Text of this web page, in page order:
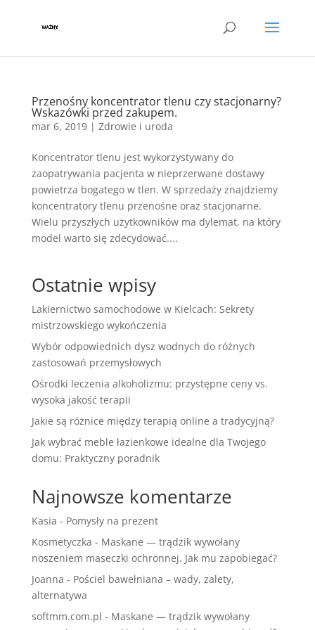
Przenośny koncentrator tlenu czy stacjonarny?
Wskazówki przed zakupem.
mar 6, 2019| Zdrowie i uroda
Koncentrator tlenu jest wykorzystywany do
zaopatrywania pacjenta w nieprzerwane dostawy
powietrza bogatego w tlen. W sprzedaży znajdziemy
koncentratory tlenu przenośne oraz stacjonarne.
Wielu przyszłych użytkowników ma dylemat, na który
model warto się zdecydować....
Ostatnie wpisy
Lakiernictwo samochodowe w Kielcach: Sekrety
mistrzowskiego wykończenia
Wybór odpowiednich dysz wodnych do różnych
zastosowań przemysłowych
Ośrodki leczenia alkoholizmu: przystępne ceny vs.
wysoka jakość terapii
Jakie są różnice między terapią online a tradycyjną?
Jak wybrać meble łazienkowe idealne dla Twojego
domu: Praktyczny poradnik
Najnowsze komentarze
Kasia - Pomysły na prezent
Kosmetyczka - Maskane — trądzik wywołany
noszeniem maseczki ochronnej. Jak mu zapobiegać?
Joanna - Pościel bawełniana – wady, zalety,
alternatywa
softmm.com.pl - Maskane — trądzik wywołany